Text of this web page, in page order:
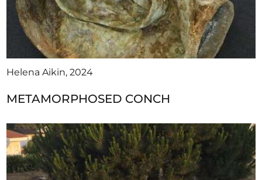
Helena Aikin, 2024
METAMORPHOSED CONCH